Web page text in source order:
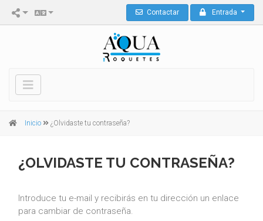
Contactar Entrada
Inicio ¿Olvidaste tu contraseña?
¿OLVIDASTE TU CONTRASEÑA?
Introduce tu e-mail y recibirás en tu dirección un enlace
para cambiar de contraseña.